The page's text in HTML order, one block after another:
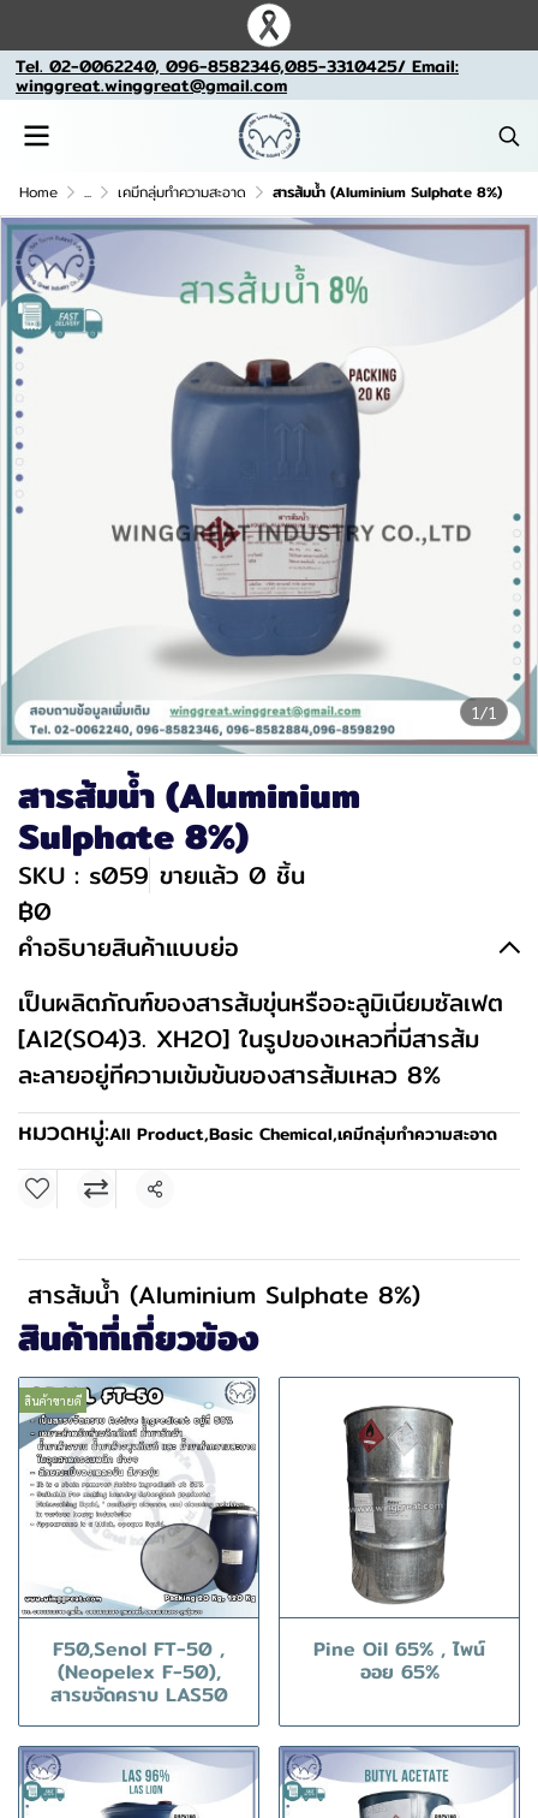
Tel. 02-0062240, 096-8582346,085-3310425/ Email:
winggreat.winggreat@gmail.com
Home ... เคมีกลุ่มทำความสะอาด สารส้มน้ำ (Aluminium Sulphate 8%)
1/1
สารส้มน้ำ (Aluminium
Sulphate 8%)
SKU : s059 ขายแล้ว 0 ชิ้น
฿0
คำอธิบายสินค้าแบบย่อ
เป็นผลิตภัณฑ์ของสารส้มขุ่นหรืออะลูมิเนียมซัลเฟต
[Al2(SO4)3. XH2O] ในรูปของเหลวที่มีสารส้ม
ละลายอยู่ทีความเข้มข้นของสารส้มเหลว 8%
หมวดหมู่:All Product,Basic Chemical,เคมีกลุ่มทำความสะอาด
แชร์
สารส้มน้ำ (Aluminium Sulphate 8%)
สินค้าที่เกี่ยวข้อง
สินค้าขายดี
F50,Senol FT-50 ,
(Neopelex F-50),
สารขจัดคราบ LAS50
Pine Oil 65% , ไพน์
ออย 65%